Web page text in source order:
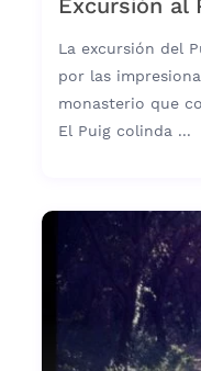
Excursión al
La excursión del
por las
monasterio que
El Puig colinda ...